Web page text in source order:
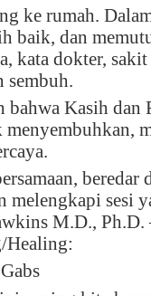
ke rumah.
baik, dan
kata dokter,
sembuh.
Kasih dan
beredar
melengkapi sesi
M.D., Ph.D.
Healing: